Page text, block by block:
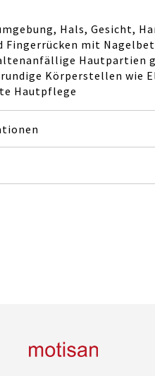
Hals, Gesicht,
Fingerrücken mit
Hautpartien
Körperstellen wie
Hautpflege